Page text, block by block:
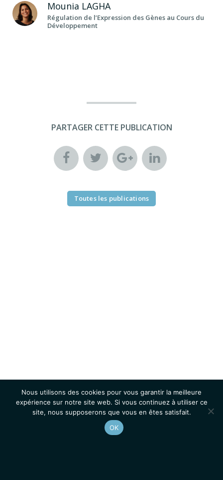
Mounia LAGHA
Régulation de l’Expression des Gènes au Cours du
Développement
PARTAGER CETTE PUBLICATION
Toutes les publications
Nous utilisons des cookies pour vous garantir la meilleure
expérience sur notre site web. Si vous continuez à utiliser ce
site, nous supposerons que vous en êtes satisfait.
OK